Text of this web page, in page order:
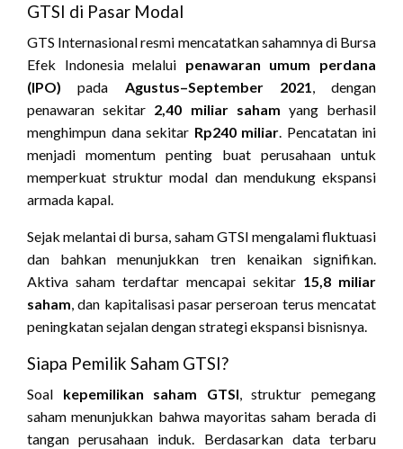
GTSI di Pasar Modal
GTS Internasional resmi mencatatkan sahamnya di Bursa
Efek Indonesia melalui penawaran umum perdana
(IPO) pada Agustus–September 2021, dengan
penawaran sekitar 2,40 miliar saham yang berhasil
menghimpun dana sekitar Rp240 miliar. Pencatatan ini
menjadi momentum penting buat perusahaan untuk
memperkuat struktur modal dan mendukung ekspansi
armada kapal.
Sejak melantai di bursa, saham GTSI mengalami fluktuasi
dan bahkan menunjukkan tren kenaikan signifikan.
Aktiva saham terdaftar mencapai sekitar 15,8 miliar
saham, dan kapitalisasi pasar perseroan terus mencatat
peningkatan sejalan dengan strategi ekspansi bisnisnya.
Siapa Pemilik Saham GTSI?
Soal kepemilikan saham GTSI, struktur pemegang
saham menunjukkan bahwa mayoritas saham berada di
tangan perusahaan induk. Berdasarkan data terbaru